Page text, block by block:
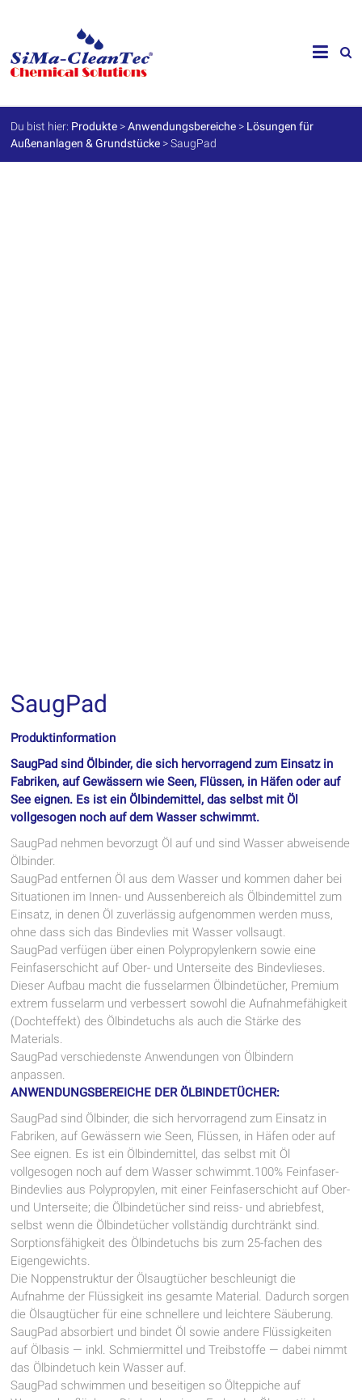
SiMa-
Cleantec
GmbH
Spezialprodukte
für
Du bist hier: Produkte >Anwendungsbereiche > Lösungen für
Außenanlagen & Grundstücke >SaugPad
SaugPad
Produktinformation
SaugPad sind Ölbinder, die sich hervorragend zum Einsatz in
Fabriken, auf Gewässern wie Seen, Flüssen, in Häfen oder auf
See eignen. Es ist ein Ölbindemittel, das selbst mit Öl
vollgesogen noch auf dem Wasser schwimmt.
SaugPad nehmen bevorzugt Öl auf und sind Wasser abweisende
Ölbinder.
SaugPad entfernen Öl aus dem Wasser und kommen daher bei
Situationen im Innen- und Aussenbereich als Ölbindemittel zum
Einsatz, in denen Öl zuverlässig aufgenommen werden muss,
ohne dass sich das Bindevlies mit Wasser vollsaugt.
SaugPad verfügen über einen Polypropylenkern sowie eine
Feinfaserschicht auf Ober- und Unterseite des Bindevlieses.
Dieser Aufbau macht die fusselarmen Ölbindetücher, Premium
extrem fusselarm und verbessert sowohl die Aufnahmefähigkeit
(Dochteffekt) des Ölbindetuchs als auch die Stärke des
Materials.
SaugPad verschiedenste Anwendungen von Ölbindern
anpassen.
ANWENDUNGSBEREICHE DER ÖLBINDETÜCHER:
SaugPad sind Ölbinder, die sich hervorragend zum Einsatz in
Fabriken, auf Gewässern wie Seen, Flüssen, in Häfen oder auf
See eignen. Es ist ein Ölbindemittel, das selbst mit Öl
vollgesogen noch auf dem Wasser schwimmt.100% Feinfaser-
Bindevlies aus Polypropylen, mit einer Feinfaserschicht auf Ober-
und Unterseite; die Ölbindetücher sind reiss- und abriebfest,
selbst wenn die Ölbindetücher vollständig durchtränkt sind.
Sorptionsfähigkeit des Ölbindetuchs bis zum 25-fachen des
Eigengewichts.
Die Noppenstruktur der Ölsaugtücher beschleunigt die
Aufnahme der Flüssigkeit ins gesamte Material. Dadurch sorgen
die Ölsaugtücher für eine schnellere und leichtere Säuberung.
SaugPad absorbiert und bindet Öl sowie andere Flüssigkeiten
auf Ölbasis — inkl. Schmiermittel und Treibstoffe — dabei nimmt
das Ölbindetuch kein Wasser auf.
SaugPad schwimmen und beseitigen so Ölteppiche auf